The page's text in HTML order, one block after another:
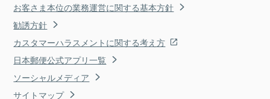
お客さま本位の業務運営に関する基本方針
勧誘方針
カスタマーハラスメントに関する考え方
日本郵便公式アプリ一覧
ソーシャルメディア
サイトマップ